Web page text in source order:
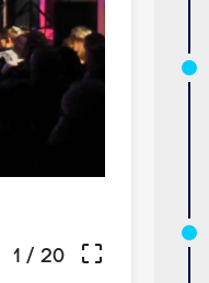
crop_free
1 / 20